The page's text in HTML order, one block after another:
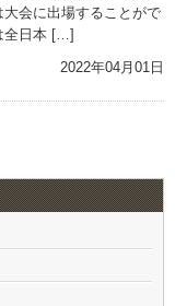
会に出場することがで
全日本 […]
2022年04月01日